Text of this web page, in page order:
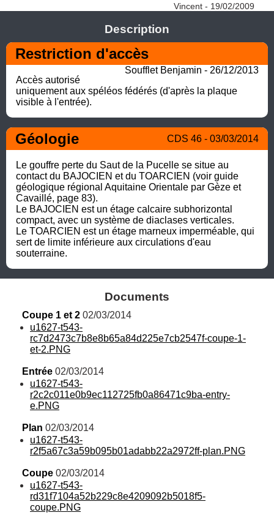
Vincent - 19/02/2009
Description
Restriction d'accès
Soufflet Benjamin - 26/12/2013
Accès autorisé
uniquement aux spéléos fédérés (d'après la plaque
visible à l'entrée).
Géologie CDS 46 - 03/03/2014
Le gouffre perte du Saut de la Pucelle se situe au
contact du BAJOCIEN et du TOARCIEN (voir guide
géologique régional Aquitaine Orientale par Gèze et
Cavaillé, page 83).
Le BAJOCIEN est un étage calcaire subhorizontal
compact, avec un système de diaclases verticales.
Le TOARCIEN est un étage marneux imperméable, qui
sert de limite inférieure aux circulations d'eau
souterraine.
Documents
Coupe 1 et 2 02/03/2014
u1627-t543-
rc7d2473c7b8e8b65a84d225e7cb2547f-coupe-1-
et-2.PNG
Entrée 02/03/2014
u1627-t543-
r2c2c011e0b9ec112725fb0a86471c9ba-entry-
e.PNG
Plan 02/03/2014
u1627-t543-
r2f5a67c3a59b095b01adabb22a2972ff-plan.PNG
Coupe 02/03/2014
u1627-t543-
rd31f7104a52b229c8e4209092b5018f5-
coupe.PNG